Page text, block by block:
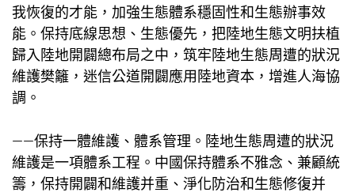
我恢復的才能，加強生態體系穩固性和生態辦事效
能。保持底線思想、生態優先，把陸地生態文明扶植
歸入陸地開闢總布局之中，筑牢陸地生態周遭的狀況
維護樊籬，迷信公道開闢應用陸地資本，增進人海協
調。
——保持一體維護、體系管理。陸地生態周遭的狀況
維護是一項體系工程。中國保持體系不雅念、兼顧統
籌，保持開闢和維護并重、淨化防治和生態修復并